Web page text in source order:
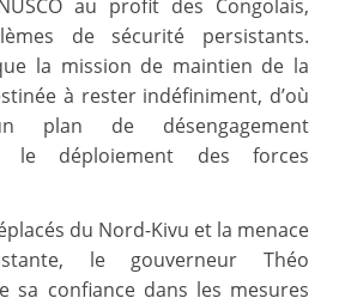
au profit des Congolais,
de sécurité persistants.
la mission de maintien de la
à rester indéfiniment, d’où
plan de désengagement
le déploiement des forces
du Nord-Kivu et la menace
le gouverneur Théo
sa confiance dans les mesures